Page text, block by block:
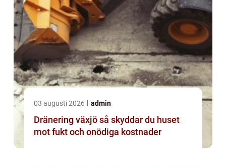
03 augusti 2026 admin
Dränering växjö så skyddar du huset
mot fukt och onödiga kostnader